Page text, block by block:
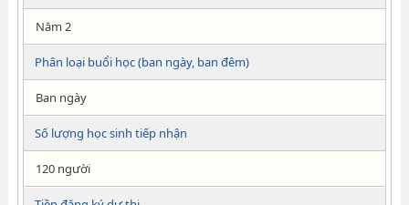
Năm 2
Phân loại buổi học (ban ngày, ban đêm)
Ban ngày
Số lượng học sinh tiếp nhận
120 người